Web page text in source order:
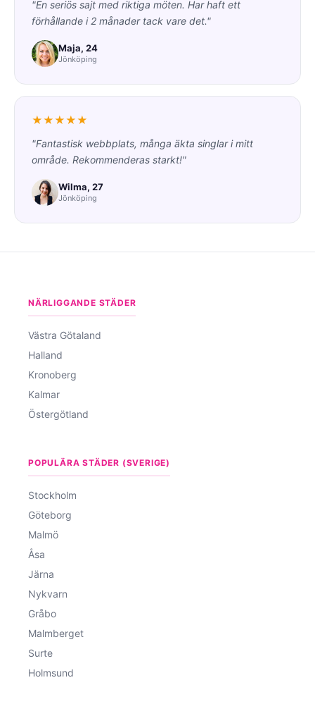
"En seriös sajt med riktiga möten. Har haft ett
förhållande i 2 månader tack vare det."
Maja, 24
Jönköping
★★★★★
"Fantastisk webbplats, många äkta singlar i mitt
område. Rekommenderas starkt!"
Wilma, 27
Jönköping
NÄRLIGGANDE STÄDER
Västra Götaland
Halland
Kronoberg
Kalmar
Östergötland
POPULÄRA STÄDER (SVERIGE)
Stockholm
Göteborg
Malmö
Åsa
Järna
Nykvarn
Gråbo
Malmberget
Surte
Holmsund